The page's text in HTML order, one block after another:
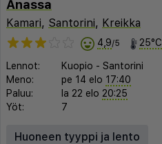
Anassa
Kamari, Santorini, Kreikka
4,9/5 25°C
Lennot: Kuopio - Santorini
Meno:
pe 14 elo 17:40
Paluu:
la 22 elo 20:25
Yöt:
7
Huoneen tyyppi ja lento